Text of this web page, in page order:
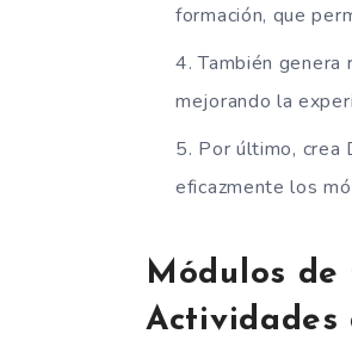
formación, que
También genera
mejorando la
Por último, crea
eficazmente los
Módulos
Actividades